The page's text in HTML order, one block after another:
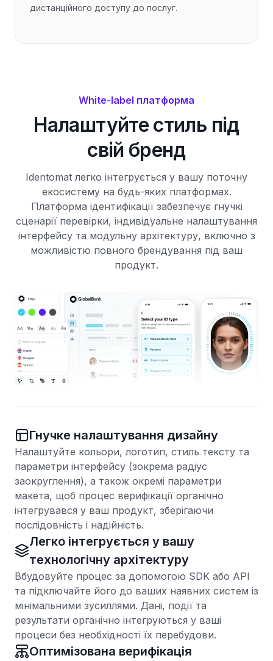
дистанційного доступу до послуг.
White-label платформа
Налаштуйте стиль під
свій бренд
Identomat легко інтегрується у вашу поточну
екосистему на будь-яких платформах.
Платформа ідентифікації забезпечує гнучкі
сценарії перевірки, індивідуальне налаштування
інтерфейсу та модульну архітектуру, включно з
можливістю повного брендування під ваш
продукт.
Гнучке налаштування дизайну
Налаштуйте кольори, логотип, стиль тексту та
параметри інтерфейсу (зокрема радіус
заокруглення), а також окремі параметри
макета, щоб процес верифікації органічно
інтегрувався у ваш продукт, зберігаючи
послідовність і надійність.
Легко інтегрується у вашу
технологічну архітектуру
Вбудовуйте процес за допомогою SDK або API
та підключайте його до ваших наявних систем із
мінімальними зусиллями. Дані, події та
результати органічно інтегруються у ваші
процеси без необхідності їх перебудови.
Оптимізована верифікація